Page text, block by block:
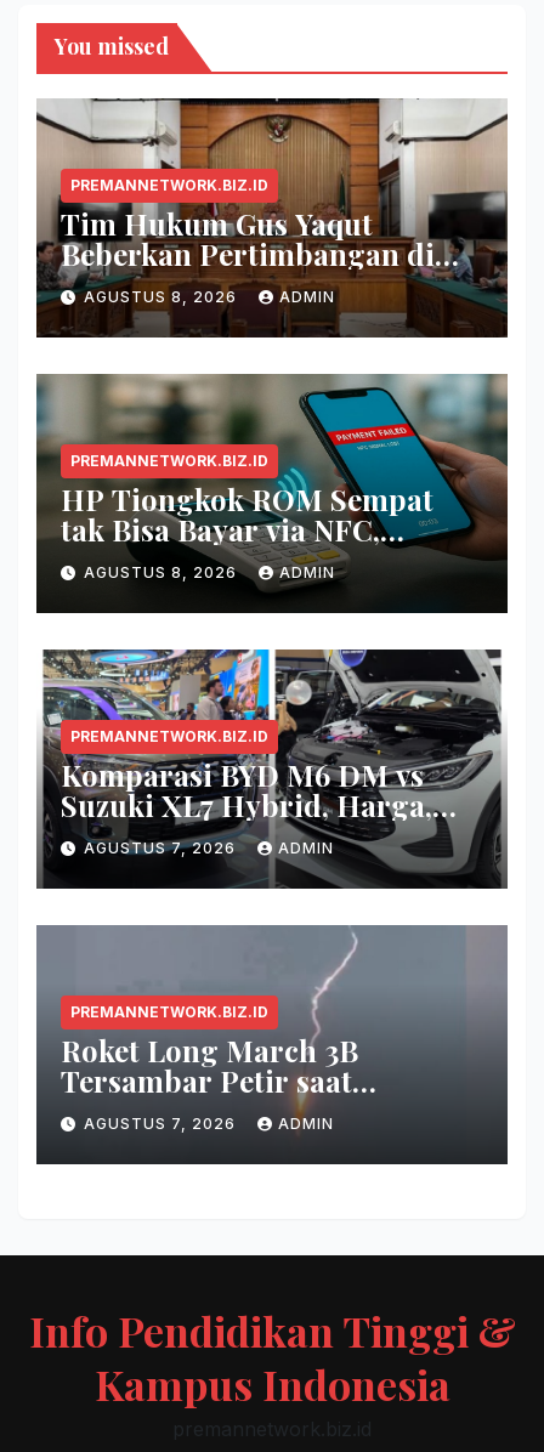
You missed
PREMANNETWORK.BIZ.ID
Tim Hukum Gus Yaqut
Beberkan Pertimbangan di
Balik Pembagian Tambahan
Kuota Haji 2024
AGUSTUS 8, 2026 ADMIN
PREMANNETWORK.BIZ.ID
HP Tiongkok ROM Sempat
tak Bisa Bayar via NFC,
Google Wallet Disorot
AGUSTUS 8, 2026 ADMIN
PREMANNETWORK.BIZ.ID
Komparasi BYD M6 DM vs
Suzuki XL7 Hybrid, Harga,
Fitur, dan Seberapa Irit?
AGUSTUS 7, 2026 ADMIN
PREMANNETWORK.BIZ.ID
Roket Long March 3B
Tersambar Petir saat
Meluncur, Misi Tetap Berhasil
AGUSTUS 7, 2026 ADMIN
Info Pendidikan Tinggi &
Kampus Indonesia
premannetwork.biz.id